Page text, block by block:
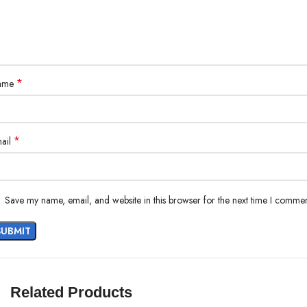
*
*
Save my name, email, and website in this browser for the next time I
Related Products